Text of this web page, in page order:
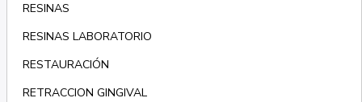
RESINAS
RESINAS LABORATORIO
RESTAURACIÓN
RETRACCION GINGIVAL